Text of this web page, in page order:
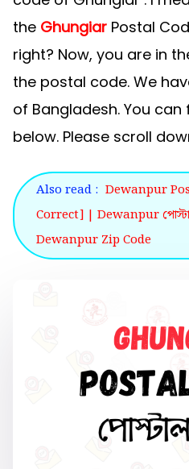
the Ghungiar Postal
right? Now, you are in
the postal code. We
of Bangladesh. You
below. Please scroll
Also read : Dewanpur
Correct] | Dewanpur
Dewanpur Zip Code